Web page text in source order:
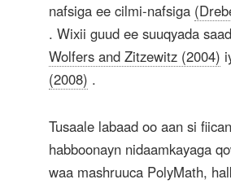
nafsiga ee cilmi-nafsiga
. Wixii guud ee suuqyada
Wolfers and Zitzewitz (2004)
(2008) .
Tusaale labaad oo aan si
habboonayn nidaamkayaga
waa mashruuca PolyMath,